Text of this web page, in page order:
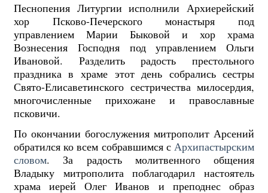
Песнопения Литургии исполнили Архиерейский
хор Псково-Печерского монастыря под
управлением Марии Быковой и хор храма
Вознесения Господня под управлением Ольги
Ивановой. Разделить радость престольного
праздника в храме этот день собрались сестры
Свято-Елисаветинского сестричества милосердия,
многочисленные прихожане и православные
псковичи.
По окончании богослужения митрополит Арсений
обратился ко всем собравшимся с Архипастырским
словом. За радость молитвенного общения
Владыку митрополита поблагодарил настоятель
храма иерей Олег Иванов и преподнес образ